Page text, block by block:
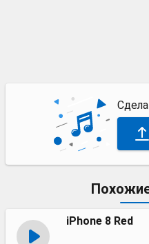
iPhone 8 Red